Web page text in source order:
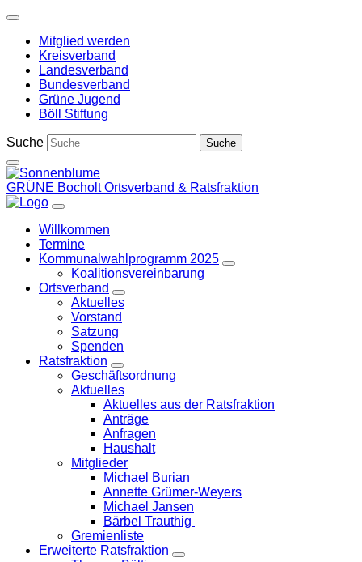
Weiter
Inhalt
Mitglied werden
Kreisverband
Landesverband
Bundesverband
Grüne Jugend
Böll Stiftung
Suche
GRÜNE BocholtOrtsverband & Ratsfraktion
Willkommen
Termine
Kommunalwahlprogramm 2025
Zeige
Koalitionsvereinbarung
Ortsverband
Zeige
Untermenü
Aktuelles
Vorstand
Satzung
Spenden
Ratsfraktion
Zeige
Untermenü
Geschäftsordnung
Aktuelles
Aktuelles aus der Ratsfraktion
Anträge
Anfragen
Haushalt
Mitglieder
Michael Burian
Annette Grümer-Weyers
Michael Jansen
Bärbel Trauthig
Gremienliste
Erweiterte Ratsfraktion